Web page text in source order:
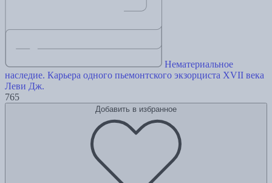
Нематериальное
наследие. Карьера одного пьемонтского экзорциста XVII века
Леви Дж.
765
Добавить в избранное